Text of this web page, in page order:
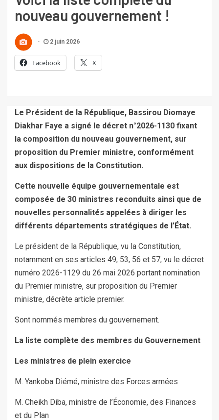
nouveau gouvernement !
2 juin 2026
Facebook X
Le Président de la République, Bassirou Diomaye
Diakhar Faye a signé le décret n°2026-1130 fixant
la composition du nouveau gouvernement, sur
proposition du Premier ministre, conformément
aux dispositions de la Constitution.
Cette nouvelle équipe gouvernementale est
composée de 30 ministres reconduits ainsi que de
nouvelles personnalités appelées à diriger les
différents départements stratégiques de l’État.
Le président de la République, vu la Constitution,
notamment en ses articles 49, 53, 56 et 57, vu le décret
numéro 2026-1129 du 26 mai 2026 portant nomination
du Premier ministre, sur proposition du Premier
ministre, décrète article premier.
Sont nommés membres du gouvernement.
La liste complète des membres du Gouvernement
Les ministres de plein exercice
M. Yankoba Diémé, ministre des Forces armées
M. Cheikh Diba, ministre de l’Économie, des Finances
et du Plan